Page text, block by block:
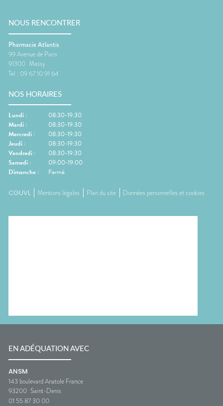
NOUS RENCONTRER
Pharmacie Atlantis
99 Avenue de Paris
91300 Massy
Tel : 09 67 10 91 64
NOS HORAIRES
Lundi :
08:30-19:30
Mardi :
08:30-19:30
Mercredi :
08:30-19:30
Jeudi :
08:30-19:30
Vendredi :
08:30-19:30
Samedi :
09:00-19:00
Dimanche : Fermé
CGUVL Mentions légales Plan du site Données personnelles et cookies
EN ADÉQUATION AVEC
ANSM
143 boulevard Anatole France
93200 Saint-Denis
01 55 87 30 00